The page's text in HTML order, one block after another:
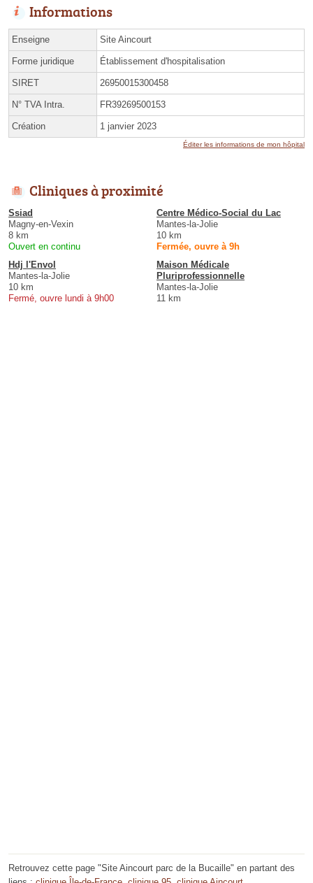
Informations
Enseigne Site Aincourt
Forme juridique Établissement d'hospitalisation
SIRET 26950015300458
N° TVA Intra. FR39269500153
Création 1 janvier 2023
Éditer les informations de mon hôpital
Cliniques à proximité
Ssiad
Magny-en-Vexin
8 km
Ouvert en continu
Centre Médico-Social du Lac
Mantes-la-Jolie
10 km
Fermée, ouvre à 9h
Hdj l'Envol
Mantes-la-Jolie
10 km
Fermé, ouvre lundi à 9h00
Maison Médicale
Pluriprofessionnelle
Mantes-la-Jolie
11 km
Retrouvez cette page "Site Aincourt parc de la Bucaille" en partant des